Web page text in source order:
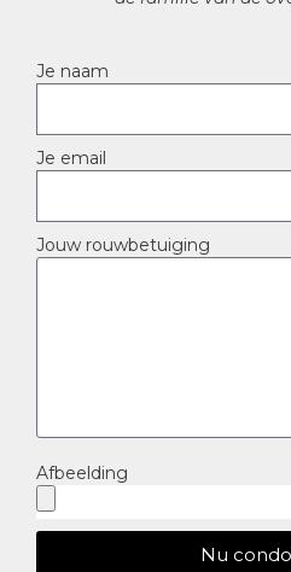
Je naam
Je email
Jouw rouwbetuiging
Afbeelding
Nu